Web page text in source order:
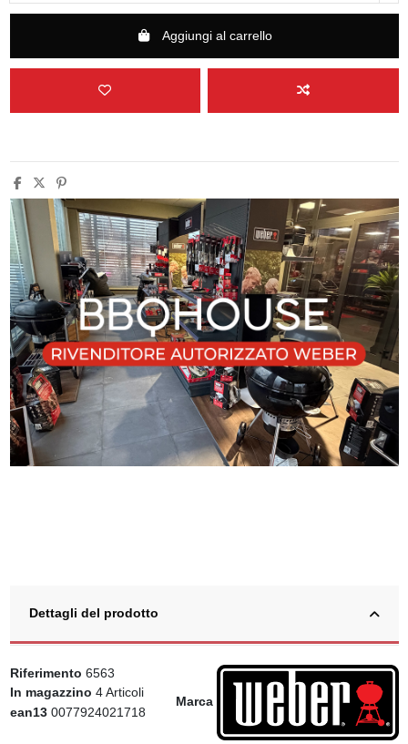
Aggiungi al carrello
Dettagli del prodotto
Marca
Riferimento 6563
In magazzino 4 Articoli
ean13 0077924021718